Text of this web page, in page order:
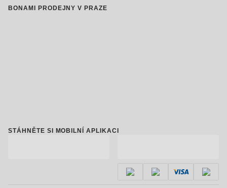
BONAMI PRODEJNY V PRAZE
STÁHNĚTE SI MOBILNÍ APLIKACI